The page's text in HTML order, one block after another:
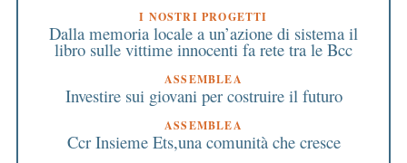
I NOSTRI PROGETTI
Dalla memoria locale a un’azione di sistema il
libro sulle vittime innocenti fa rete tra le Bcc
ASSEMBLEA
Investire sui giovani per costruire il futuro
ASSEMBLEA
Ccr Insieme Ets,una comunità che cresce